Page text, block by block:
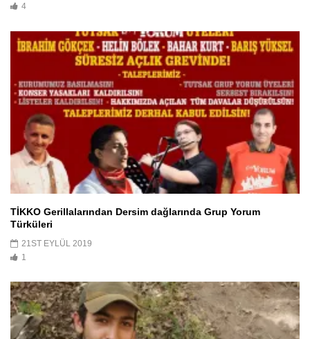
4
TİKKO Gerillalarından Dersim dağlarında Grup Yorum
Türküleri
21ST EYLÜL 2019
1